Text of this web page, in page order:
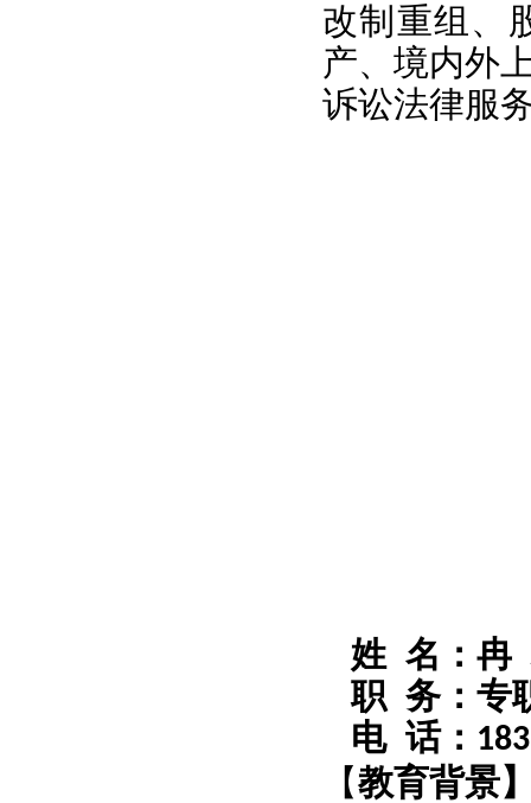
改制重组、
产、境内外
诉讼法律服
姓 名：冉
职 务：专
电 话：
【教育背景